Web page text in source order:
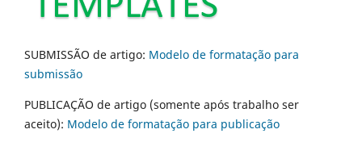
SUBMISSÃO de artigo: Modelo de formatação para
submissão
PUBLICAÇÃO de artigo (somente após trabalho ser
aceito): Modelo de formatação para publicação